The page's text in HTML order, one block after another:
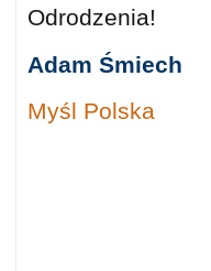
Odrodzenia!
Adam Śmiech
Myśl Polska